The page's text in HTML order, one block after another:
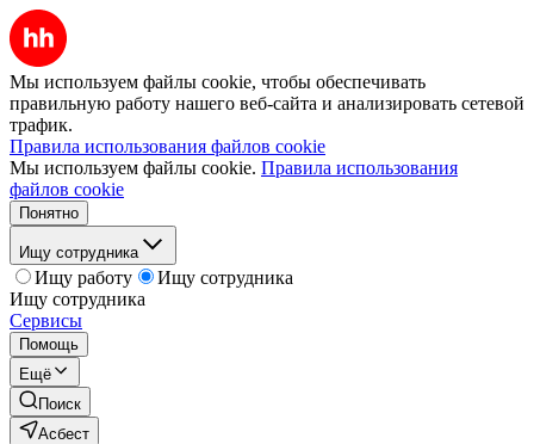
Мы используем файлы cookie, чтобы обеспечивать
правильную работу нашего веб-сайта и анализировать сетевой
трафик.
Правила использования файлов cookie
Мы используем файлы cookie. Правила использования
файлов cookie
Понятно
Ищу сотрудника
Ищу работу
Ищу сотрудника
Ищу сотрудника
Сервисы
Помощь
Ещё
Поиск
Асбест